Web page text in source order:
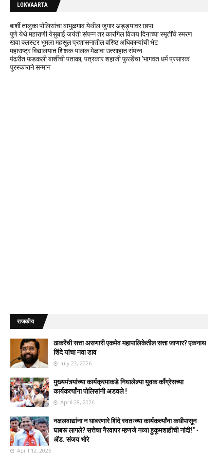
LOKVAARTA
बार्शी तालुका पोलिसांचा बाभुळगाव येथील जुगार अड्ड्यावर छापा
पुणे येथे महाराणी येसुबाई जयंती संपन्न तर कारगिल विजय दिनाच्या स्मृतींचे स्मरण
खवा क्लस्टर भूमला महसूल प्रशासनातील वरिष्ठ अधिकाऱ्यांची भेट
महाराष्ट्र विद्यालयात शिक्षक-पालक मेळावा उत्साहात संपन्न
पंढरीत फडकली बार्शीची पताका, पत्रकार शहाजी फुरडेंचा 'भागवत धर्म प्रसारक'
पुरस्काराने सन्मान
राजकीय
ठाकरेंची सत्ता असणारी एकमेव महापालिकेतील सत्ता जाणार? एकनाथ
शिंदे यांचा नवा डाव
July 23, 2026
मुख्यमंत्र्यांच्या कार्यक्रमाकडे निघालेल्या युवक काँग्रेसच्या
कार्यकर्त्यांना पोलिसांनी अडवले !
April 28, 2026
नक्षलवाद्यांना न घाबरणारे शिंदे स्वतःच्या कार्यकर्त्यांना कधीपासून
घाबरू लागले? सत्तेचा गैरवापर म्हणजे नव्या हुकूमशाहीची नांदी!" -
ॲड. संजय भोरे
April 12, 2026